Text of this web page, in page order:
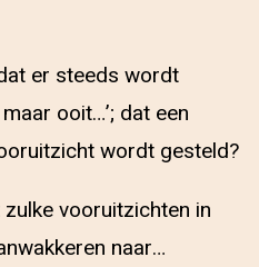
er steeds wordt
ooit…’; dat een
wordt gesteld?
vooruitzichten in
naar…